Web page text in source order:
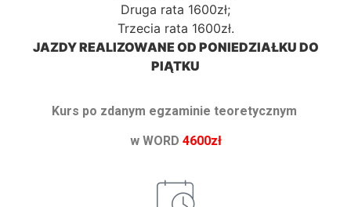
Druga rata 1600zł;
Trzecia rata 1600zł.
JAZDY REALIZOWANE OD PONIEDZIAŁKU DO
PIĄTKU
Kurs po zdanym egzaminie teoretycznym
w WORD 4600zł